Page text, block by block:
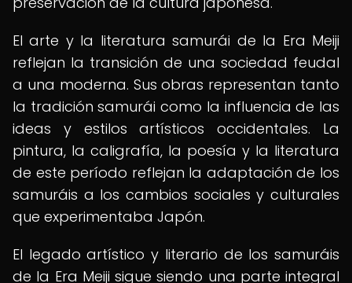
El arte y la literatura samurái de la Era Meiji
reflejan la transición de una sociedad feudal
a una moderna. Sus obras representan tanto
la tradición samurái como la influencia de las
ideas y estilos artísticos occidentales. La
pintura, la caligrafía, la poesía y la literatura
de este período reflejan la adaptación de los
samuráis a los cambios sociales y culturales
que experimentaba Japón.
El legado artístico y literario de los samuráis
de la Era Meiji sigue siendo una parte integral